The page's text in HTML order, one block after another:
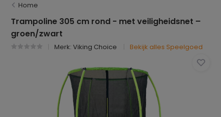
Home
Trampoline 305 cm rond - met veiligheidsnet –
groen/zwart
Merk:Viking Choice Bekijk alles Speelgoed